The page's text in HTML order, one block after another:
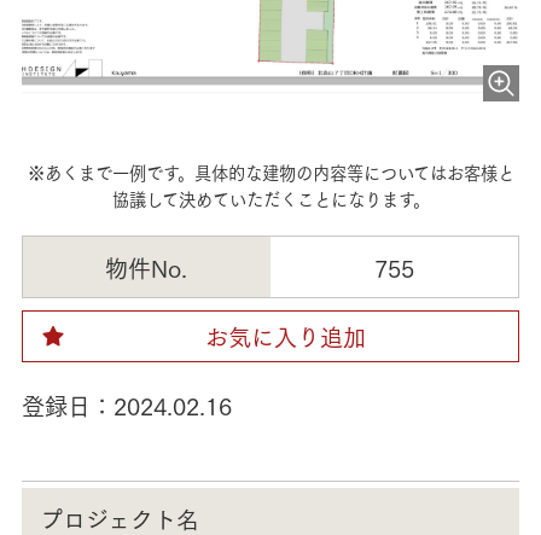
※あくまで一例です。具体的な建物の内容等についてはお客様と
協議して決めていただくことになります。
物件No. 755
登録日： 2024.02.16
お気に入り追加
プロジェクト名